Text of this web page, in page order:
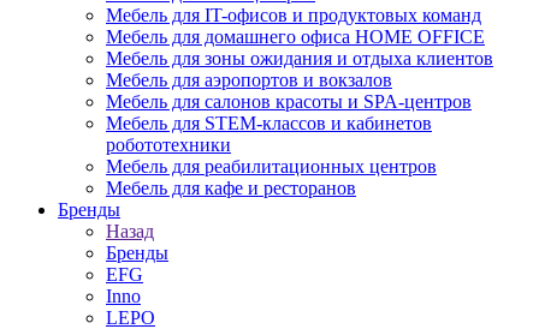
Мебель для IT-офисов и продуктовых команд
Мебель для домашнего офиса HOME OFFICE
Мебель для зоны ожидания и отдыха клиентов
Мебель для аэропортов и вокзалов
Мебель для салонов красоты и SPA-центров
Мебель для STEM-классов и кабинетов
робототехники
Мебель для реабилитационных центров
Мебель для кафе и ресторанов
Бренды
Назад
Бренды
EFG
Inno
LEPO